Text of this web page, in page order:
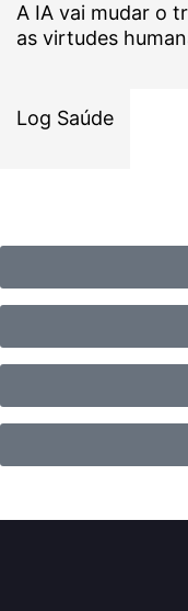
A IA vai mudar o
as virtudes
Log Saúde